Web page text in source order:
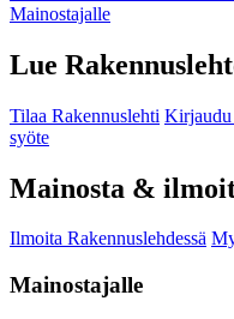
Mainostajalle
Lue
Tilaa Rakennuslehti Kirjaudu
syöte
Mainosta &
Ilmoita Rakennuslehdessä
Mainostajalle